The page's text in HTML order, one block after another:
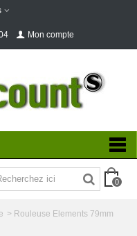
Mon compte
0
> Rouleuse Elements 79mm